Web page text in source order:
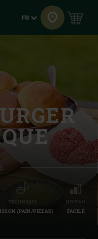
Langue
FR
TECHNIQUE
(PAIN/PIZZAS)
NIVEAU
FACILE